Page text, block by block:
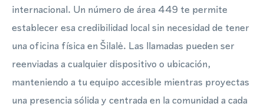
internacional. Un número de área 449 te permite
establecer esa credibilidad local sin necesidad de tener
una oficina física en Šilalė. Las llamadas pueden ser
reenviadas a cualquier dispositivo o ubicación,
manteniendo a tu equipo accesible mientras proyectas
una presencia sólida y centrada en la comunidad a cada